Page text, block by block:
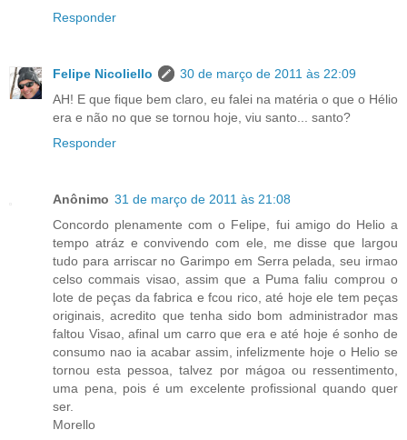
Responder
Felipe Nicoliello
30 de março de 2011 às 22:09
AH! E que fique bem claro, eu falei na matéria o que o Hélio
era e não no que se tornou hoje, viu santo... santo?
Responder
Anônimo 31 de março de 2011 às 21:08
Concordo plenamente com o Felipe, fui amigo do Helio a
tempo atráz e convivendo com ele, me disse que largou
tudo para arriscar no Garimpo em Serra pelada, seu irmao
celso commais visao, assim que a Puma faliu comprou o
lote de peças da fabrica e fcou rico, até hoje ele tem peças
originais, acredito que tenha sido bom administrador mas
faltou Visao, afinal um carro que era e até hoje é sonho de
consumo nao ia acabar assim, infelizmente hoje o Helio se
tornou esta pessoa, talvez por mágoa ou ressentimento,
uma pena, pois é um excelente profissional quando quer
ser.
Morello